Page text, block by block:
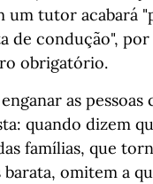
um tutor acabará
de condução", por
obrigatório.
as pessoas
quando dizem
famílias, que
omitem a